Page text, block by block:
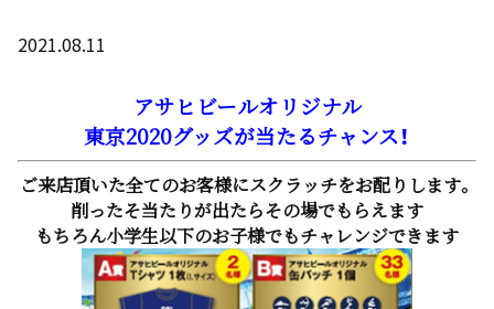
2021.08.11
アサヒビールオリジナル
東京2020グッズが当たるチャンス！
ご来店頂いた全てのお客様にスクラッチをお配りします。
削ったそ当たりが出たらその場でもらえます
もちろん小学生以下のお子様でもチャレンジできます